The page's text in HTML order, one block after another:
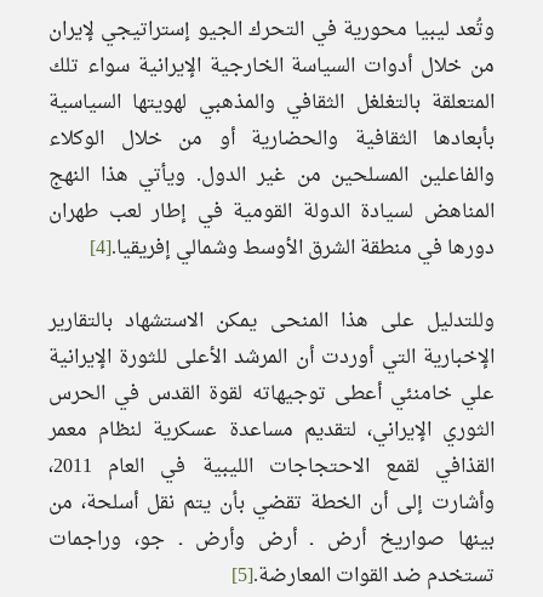
وتُعد ليبيا محورية في التحرك الجيو إستراتيجي لإيران
من خلال أدوات السياسة الخارجية الإيرانية سواء تلك
المتعلقة بالتغلغل الثقافي والمذهبي لهويتها السياسية
بأبعادها الثقافية والحضارية أو من خلال الوكلاء
والفاعلين المسلحين من غير الدول. ويأتي هذا النهج
المناهض لسيادة الدولة القومية في إطار لعب طهران
دورها في منطقة الشرق الأوسط وشمالي إفريقيا.[4]
وللتدليل على هذا المنحى يمكن الاستشهاد بالتقارير
الإخبارية التي أوردت أن المرشد الأعلى للثورة الإيرانية
علي خامنئي أعطى توجيهاته لقوة القدس في الحرس
الثوري الإيراني، لتقديم مساعدة عسكرية لنظام معمر
القذافي لقمع الاحتجاجات الليبية في العام 2011،
وأشارت إلى أن الخطة تقضي بأن يتم نقل أسلحة، من
بينها صواريخ أرض ـ أرض وأرض ـ جو، وراجمات
تستخدم ضد القوات المعارضة.[5]